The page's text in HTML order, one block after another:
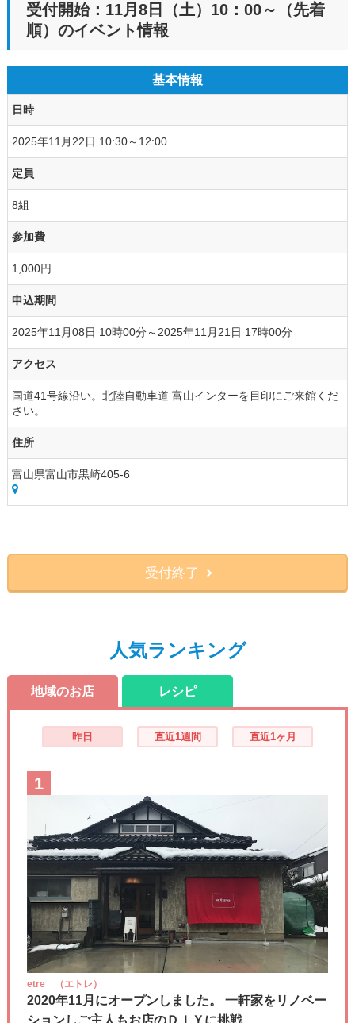
受付開始：11月8日（土）10：00～（先着
順）のイベント情報
基本情報
日時
2025年11月22日 10:30～12:00
定員
8組
参加費
1,000円
申込期間
2025年11月08日 10時00分～2025年11月21日 17時00分
アクセス
国道41号線沿い。北陸自動車道 富山インターを目印にご来館くだ
さい。
住所
富山県富山市黒崎405-6
受付終了
人気ランキング
地域のお店 レシピ
昨日 直近1週間 直近1ヶ月
1
etre （エトレ）
2020年11月にオープンしました。 一軒家をリノベー